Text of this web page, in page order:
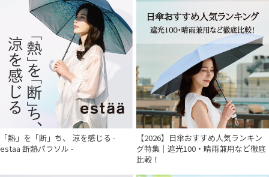
「熱」を「断」ち、 涼を感じる -
estaa 断熱パラソル -
【2026】日傘おすすめ人気ランキン
グ特集｜遮光100・晴雨兼用など徹底
比較！